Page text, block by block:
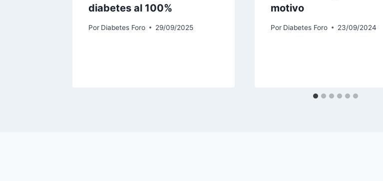
diabetes al 100%
Por Diabetes Foro 29/09/2025
motivo
Por Diabetes Foro 23/09/2024